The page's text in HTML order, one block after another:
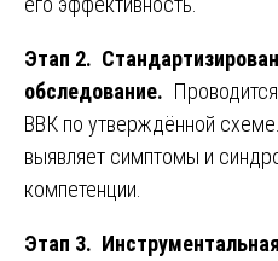
Этап 2.
обследование.
ВВК по утверждённой
выявляет симптомы и
компетенции.
Этап 3.